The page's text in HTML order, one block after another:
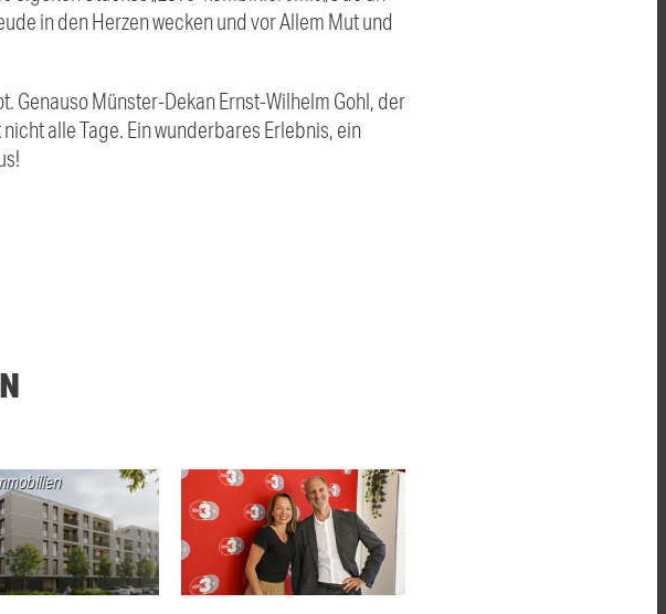
in den Herzen wecken und vor Allem Mut und
Genauso Münster-Dekan Ernst-Wilhelm Gohl, der
alle Tage. Ein wunderbares Erlebnis, ein